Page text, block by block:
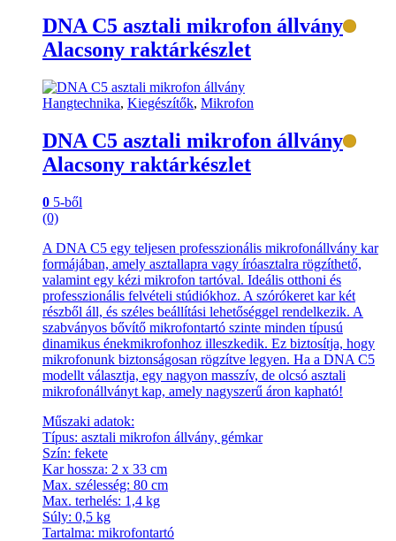
DNA C5 asztali mikrofon állvány
Alacsony raktárkészlet
Hangtechnika, Kiegészítők, Mikrofon
DNA C5 asztali mikrofon állvány
Alacsony raktárkészlet
0 5-ből
(0)
A DNA C5 egy teljesen professzionális mikrofonállvány kar
formájában, amely asztallapra vagy íróasztalra rögzíthető,
valamint egy kézi mikrofon tartóval. Ideális otthoni és
professzionális felvételi stúdiókhoz. A szórókeret kar két
részből áll, és széles beállítási lehetőséggel rendelkezik. A
szabványos bővítő mikrofontartó szinte minden típusú
dinamikus énekmikrofonhoz illeszkedik. Ez biztosítja, hogy
mikrofonunk biztonságosan rögzítve legyen. Ha a DNA C5
modellt választja, egy nagyon masszív, de olcsó asztali
mikrofonállványt kap, amely nagyszerű áron kapható!
Műszaki adatok:
Típus: asztali mikrofon állvány, gémkar
Szín: fekete
Kar hossza: 2 x 33 cm
Max. szélesség: 80 cm
Max. terhelés: 1,4 kg
Súly: 0,5 kg
Tartalma: mikrofontartó